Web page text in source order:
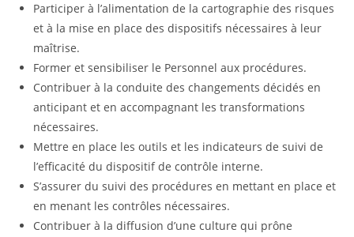
Participer à l’alimentation de la cartographie des risques
et à la mise en place des dispositifs nécessaires à leur
maîtrise.
Former et sensibiliser le Personnel aux procédures.
Contribuer à la conduite des changements décidés en
anticipant et en accompagnant les transformations
nécessaires.
Mettre en place les outils et les indicateurs de suivi de
l’efficacité du dispositif de contrôle interne.
S’assurer du suivi des procédures en mettant en place et
en menant les contrôles nécessaires.
Contribuer à la diffusion d’une culture qui prône